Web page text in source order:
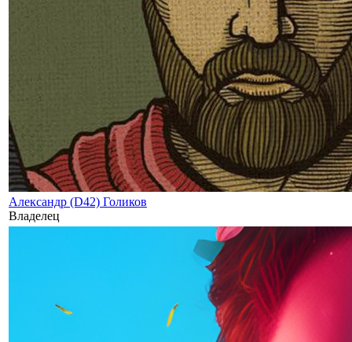
Александр (D42) Голиков
Владелец